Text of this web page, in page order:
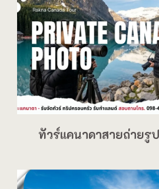
ทัวร์แคนาดาสายถ่ายรู